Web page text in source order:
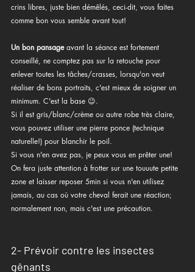
crins libres, juste bien démêlés, ceci-dit, vous faites
comme bon vous semble avant tout!
Un bon pansage avant la séance est fortement
conseillé, ne comptez pas sur la retouche pour
enlever toutes les tâches/crasses, lorsqu'on veut
réaliser de bons portraits, c'est mieux de soigner un
minimum. C'est la base 😉.
Si il est gris/blanc/crème ou autre robe très claire,
vous pouvez utiliser une pierre ponce (technique
naturelle!) pour blanchir le poil.
Si vous n'en avez pas, je peux vous en prêter une!
On fera juste attention à frotter sur une touuute petite
zone et laisser reposer 5min si vous n'en utilisez
jamais, au cas où votre cheval ferait une réaction;
normalement non, mais c'est une précaution.
2- Prévoir contre les insectes
gênants